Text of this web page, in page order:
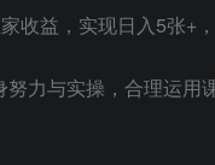
收益，实现日入5张+
力与实操，合理运用